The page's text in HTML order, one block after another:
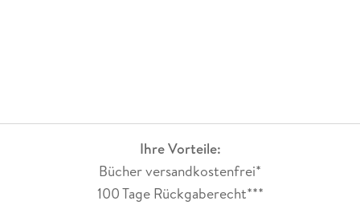
Ihre Vorteile:
Bücher versandkostenfrei*
100 Tage Rückgaberecht***